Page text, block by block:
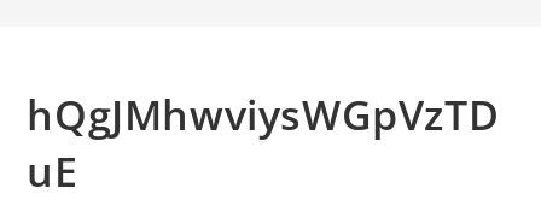
hQgJMhwviysWGpVzTD
uE